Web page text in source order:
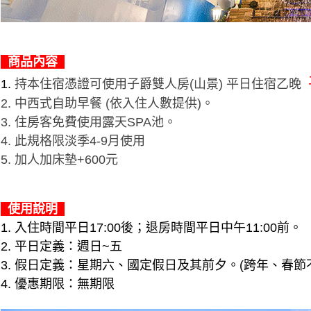
商品內容
1. 持本住宿憑證可使用子爵雙人房(山景) 平日住宿乙晚
2. 中西式自助早餐 (依入住人數提供)。
3. 住房客免費使用露天SPA池。
4. 此規格限淡季4-9月使用
5. 加人加床墊+600元
使用說明
1. 入住時間平日17:00後；退房時間平日中午11:00前。
2. 平日定義：週日~五
3. 假日定義：星期六、國定假日及其前夕。(跨年、春節
4. 優惠期限：無期限